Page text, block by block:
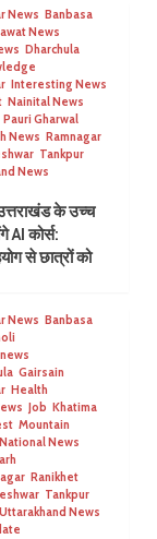
News Banbasa
News
Dharchula
Interesting News
Nainital News
Pauri Gharwal
News Ramnagar
Tankpur
News
के उच्च
AI कोर्स:
से छात्रों को
News Banbasa
Gairsain
Health
Job Khatima
Mountain
National News
Ranikhet
Tankpur
Uttarakhand News